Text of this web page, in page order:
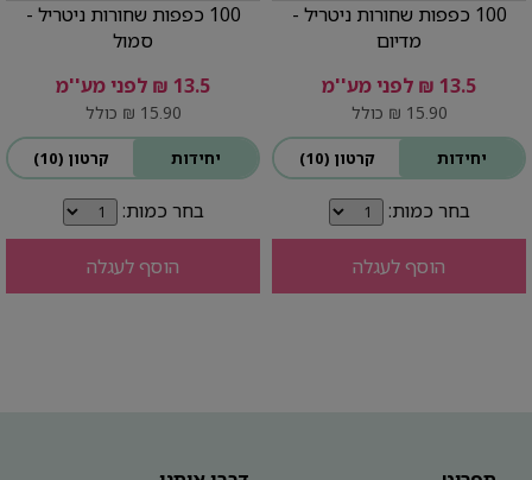
100 כפפות שחורות ניטריל -
מדיום
13.5 ₪ לפני מע''מ
15.90 ₪ כולל
יחידות קרטון (10)
בחר כמות:
הוסף לעגלה
100 כפפות שחורות ניטריל -
סמול
13.5 ₪ לפני מע''מ
15.90 ₪ כולל
יחידות קרטון (10)
בחר כמות:
הוסף לעגלה